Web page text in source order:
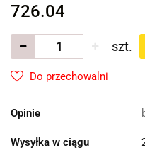
726.04
szt.
Do przechowalni
Opinie
Wysyłka w ciągu